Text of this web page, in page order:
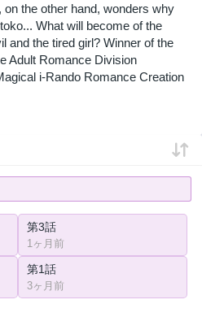
the other hand, wonders why
What will become of the
and the tired girl? Winner of the
Adult Romance Division
i-Rando Romance Creation
第3話
1ヶ月前
第1話
3ヶ月前